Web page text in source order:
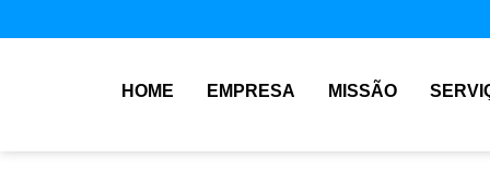
HOME EMPRESA MISSÃO